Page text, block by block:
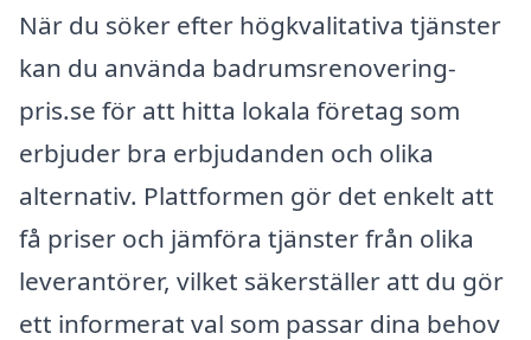
När du söker efter högkvalitativa tjänster
kan du använda badrumsrenovering-
pris.se för att hitta lokala företag som
erbjuder bra erbjudanden och olika
alternativ. Plattformen gör det enkelt att
få priser och jämföra tjänster från olika
leverantörer, vilket säkerställer att du gör
ett informerat val som passar dina behov